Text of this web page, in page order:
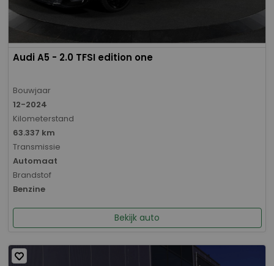
Audi A5 - 2.0 TFSI edition one
Bouwjaar
12-2024
Kilometerstand
63.337 km
Transmissie
Automaat
Brandstof
Benzine
Bekijk auto